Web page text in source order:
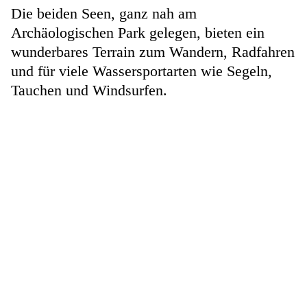
Die beiden Seen, ganz nah am
Archäologischen Park gelegen, bieten ein
wunderbares Terrain zum Wandern, Radfahren
und für viele Wassersportarten wie Segeln,
Tauchen und Windsurfen.